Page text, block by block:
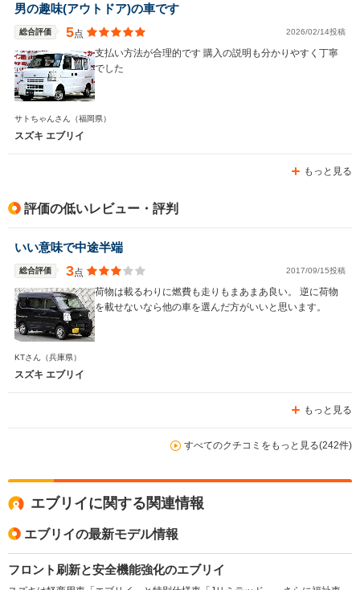
男の趣味(アウトドア)の車です
総合評価 5点 2026/02/14投稿
支払い方法が合理的です 購入の説明も分かりやすく丁寧
でした
サトちゃんさん （福岡県）
スズキ エブリイ
もっと見る
評価の低いレビュー・評判
いい意味で中途半端
総合評価 3点 2017/09/15投稿
荷物は載るわりに燃費も走りもまあまあ良い。 逆に荷物
を載せないなら他の車を選んだ方がいいと思います。
KTさん （兵庫県）
スズキ エブリイ
もっと見る
すべてのクチコミをもっと見る(242件)
エブリイに関する関連情報
エブリイの最新モデル情報
フロント刷新と安全機能強化のエブリイ